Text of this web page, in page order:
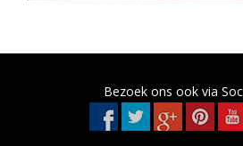
Bezoek ons ook via